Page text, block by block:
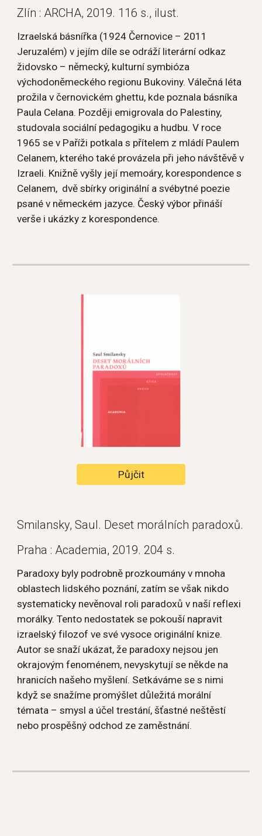
Zlín : ARCHA, 2019. 116 s., ilust.
Izraelská básnířka (1924 Černovice – 2011
Jeruzalém) v jejím díle se odráží literární odkaz
židovsko – německý, kulturní symbióza
východoněmeckého regionu Bukoviny. Válečná léta
prožila v černovickém ghettu, kde poznala básníka
Paula Celana. Později emigrovala do Palestiny,
studovala sociální pedagogiku a hudbu. V roce
1965 se v Paříži potkala s přítelem z mládí Paulem
Celanem, kterého také provázela při jeho návštěvě v
Izraeli. Knižně vyšly její memoáry, korespondence s
Celanem,  dvě sbírky originální a svébytné poezie
psané v německém jazyce. Český výbor přináší
verše i ukázky z korespondence.
Půjčit
Smilansky, Saul. Deset morálních paradoxů.
Praha : Academia, 2019. 204 s.
Paradoxy byly podrobně prozkoumány v mnoha
oblastech lidského poznání, zatím se však nikdo
systematicky nevěnoval roli paradoxů v naší reflexi
morálky. Tento nedostatek se pokouší napravit
izraelský filozof ve své vysoce originální knize.
Autor se snaží ukázat, že paradoxy nejsou jen
okrajovým fenoménem, nevyskytují se někde na
hranicích našeho myšlení. Setkáváme se s nimi
když se snažíme promýšlet důležitá morální
témata – smysl a účel trestání, šťastné neštěstí
nebo prospěšný odchod ze zaměstnání.